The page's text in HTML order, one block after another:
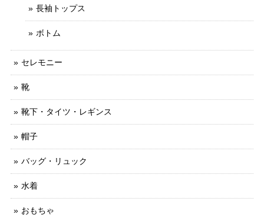
長袖トップス
ボトム
セレモニー
靴
靴下・タイツ・レギンス
帽子
バッグ・リュック
水着
おもちゃ